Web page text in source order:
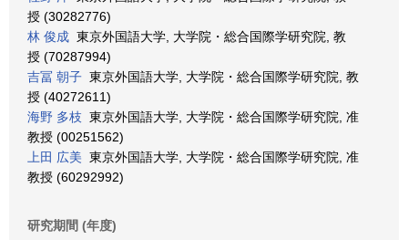
授 (30282776)
林 俊成 東京外国語大学, 大学院・総合国際学研究院, 教
授 (70287994)
吉冨 朝子 東京外国語大学, 大学院・総合国際学研究院, 教
授 (40272611)
海野 多枝 東京外国語大学, 大学院・総合国際学研究院, 准
教授 (00251562)
上田 広美 東京外国語大学, 大学院・総合国際学研究院, 准
教授 (60292992)
研究期間 (年度)